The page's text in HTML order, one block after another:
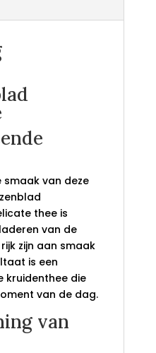
smaak van deze
thee is
van de
zijn aan smaak
is een
kruidenthee die
van de dag.
van